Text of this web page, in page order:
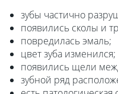
зубы частично
появились сколы и
повредилась эмаль;
цвет зуба изменился;
появились щели
зубной ряд